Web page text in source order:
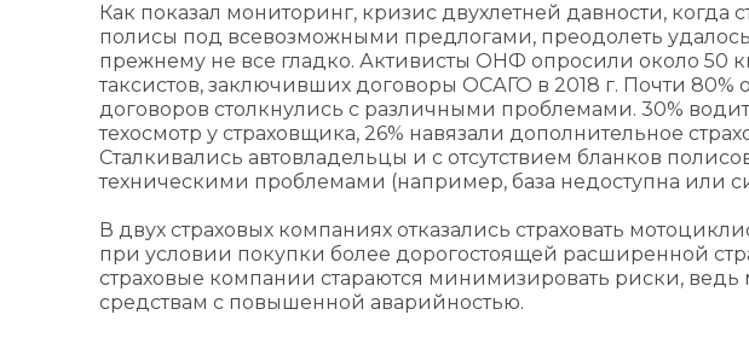
Как показал мониторинг, кризис двухлетней давности, когда
полисы под всевозможными предлогами, преодолеть
прежнему не все гладко. Активисты ОНФ опросили около 50
таксистов, заключивших договоры ОСАГО в 2018 г. Почти
договоров столкнулись с различными проблемами. 30%
техосмотр у страховщика, 26% навязали дополнительное
Сталкивались автовладельцы и с отсутствием бланков
техническими проблемами (например, база недоступна или
В двух страховых компаниях отказались страховать
при условии покупки более дорогостоящей расширенной
страховые компании стараются минимизировать риски, ведь
средствам с повышенной аварийностью.